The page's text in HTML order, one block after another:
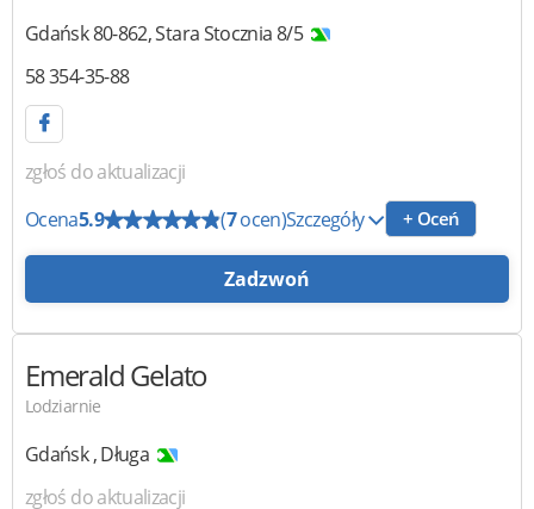
Gdańsk80-862,Stara Stocznia 8/5
58 354-35-88
zgłoś do aktualizacji
Ocena5.9 (7ocen)Szczegóły + Oceń
Zadzwoń
Emerald Gelato
Lodziarnie
Gdańsk,Długa
zgłoś do aktualizacji